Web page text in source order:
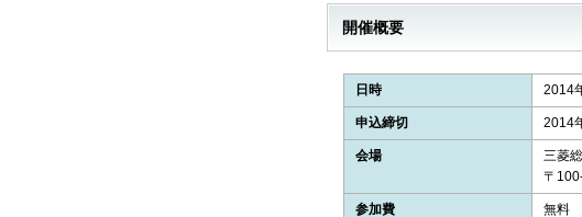
開催概要
日時 2014
申込締切 2014
会場
三菱
〒
参加費 無料